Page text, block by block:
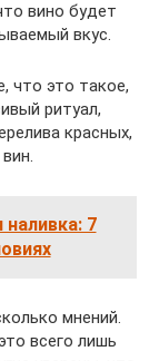
вино будет
вкус.
что это такое,
ритуал,
красных,
7
мнений.
всего лишь